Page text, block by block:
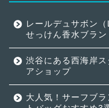
レールデュサボン
せっけん香水ブラン
渋谷にある西海岸
アショップ
大人気！サーフブ